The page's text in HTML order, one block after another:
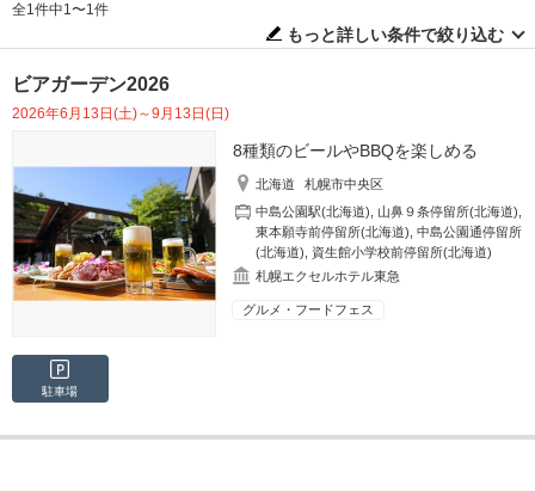
全1件中1〜1件
もっと詳しい条件で絞り込む
ビアガーデン2026
2026年6月13日(土)～9月13日(日)
8種類のビールやBBQを楽しめる
北海道
札幌市中央区
中島公園駅(北海道)
山鼻９条停留所(北海道)
東本願寺前停留所(北海道) ,中島公園通停留所
(北海道)
資生館小学校前停留所(北海道)
札幌エクセルホテル東急
グルメ・フードフェス
駐車場